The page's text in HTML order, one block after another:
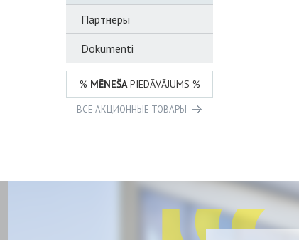
Партнеры
Dokumenti
% MĒNEŠAPIEDĀVĀJUMS %
ВСЕ АКЦИОННЫЕ ТОВАРЫ